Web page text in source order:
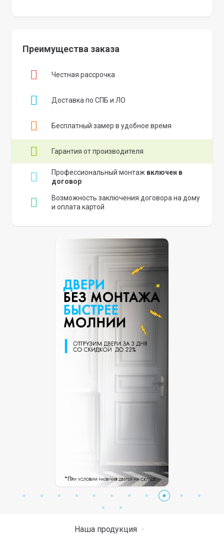
Преимущества заказа
Честная рассрочка
Доставка по СПБ и ЛО
Бесплатный замер в удобное время
Гарантия от производителя
Профессиональный монтаж включен в
договор
Возможность заключения договора на дому
и оплата картой
Наша продукция